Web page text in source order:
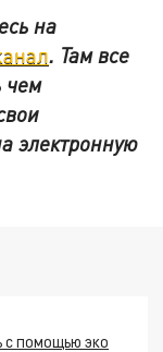
на
. Там все
чем
электронную
С ПОМОЩЬЮ ЭКО